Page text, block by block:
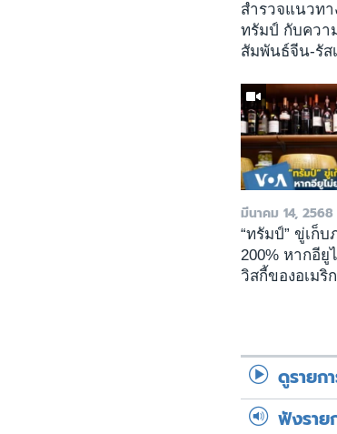
สำรวจแนวทา
ทรัมป์ กับควา
สัมพันธ์จีน-รัส
มีนาคม 14, 2568
“ทรัมป์” ขู่เก็
200% หากอียู
วิสกี้ของอเมริ
ดูรายก
ฟังราย